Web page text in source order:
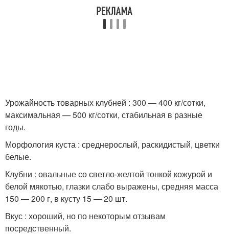
Урожайность товарных клубней : 300 — 400 кг/сотки,
максимальная — 500 кг/сотки, стабильная в разные
годы.
Морфология куста : среднерослый, раскидистый, цветки
белые.
Клубни : овальные со светло-желтой тонкой кожурой и
белой мякотью, глазки слабо выражены, средняя масса
150 — 200 г, в кусту 15 — 20 шт.
Вкус : хороший, но по некоторым отзывам
посредственный.